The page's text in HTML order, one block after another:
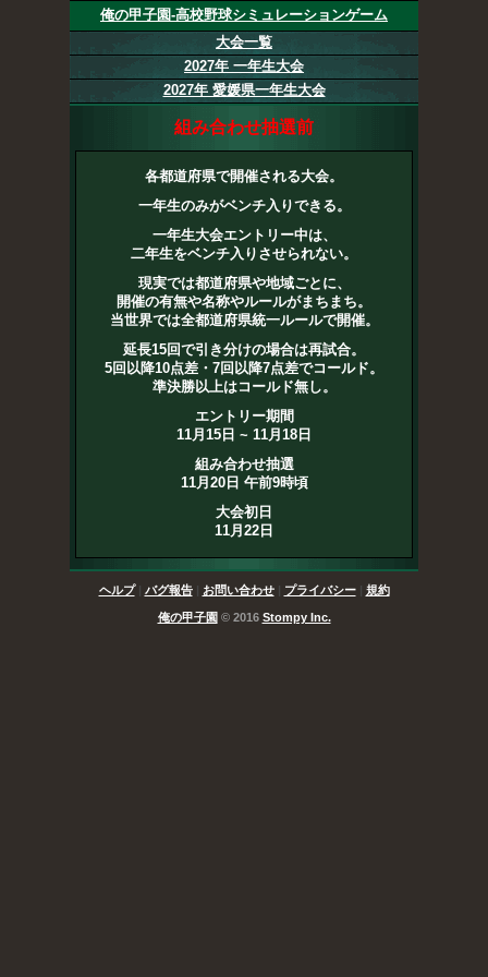
俺の甲子園-高校野球シミュレーションゲーム
大会一覧
2027年 一年生大会
2027年 愛媛県一年生大会
組み合わせ抽選前
各都道府県で開催される大会。
一年生のみがベンチ入りできる。
一年生大会エントリー中は、
二年生をベンチ入りさせられない。
現実では都道府県や地域ごとに、
開催の有無や名称やルールがまちまち。
当世界では全都道府県統一ルールで開催。
延長15回で引き分けの場合は再試合。
5回以降10点差・7回以降7点差でコールド。
準決勝以上はコールド無し。
エントリー期間
11月15日 ~ 11月18日
組み合わせ抽選
11月20日 午前9時頃
大会初日
11月22日
ヘルプ| バグ報告| お問い合わせ| プライバシー| 規約
俺の甲子園 © 2016 Stompy Inc.